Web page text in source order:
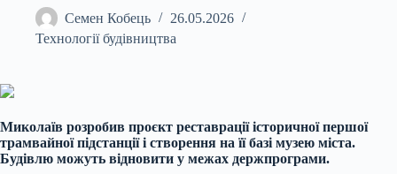
Семен Кобець
26.05.2026
Технології будівництва
Миколаїв розробив проєкт реставрації історичної першої
трамвайної підстанції і створення на її базі музею міста.
Будівлю можуть відновити у межах держпрограми.